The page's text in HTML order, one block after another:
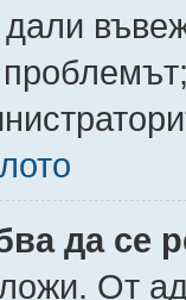
дали
да се
От